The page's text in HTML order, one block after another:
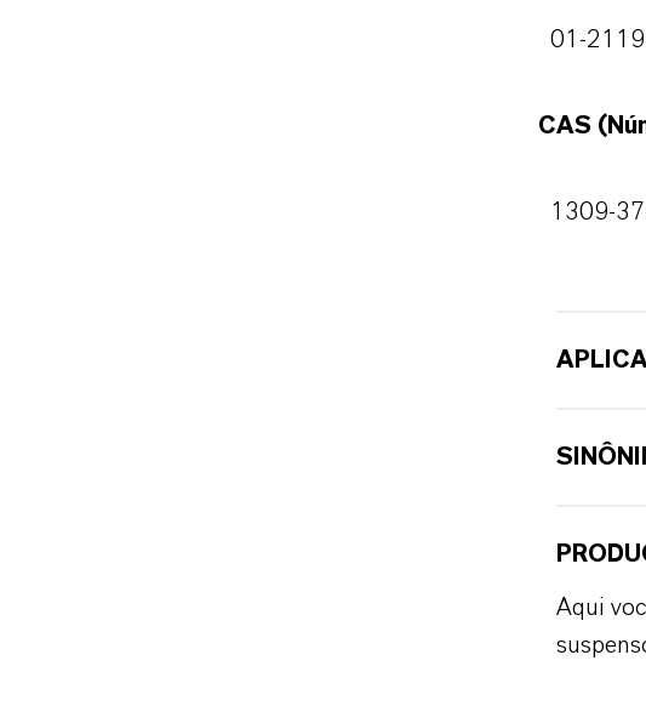
01-
CAS
1309-
Aqui